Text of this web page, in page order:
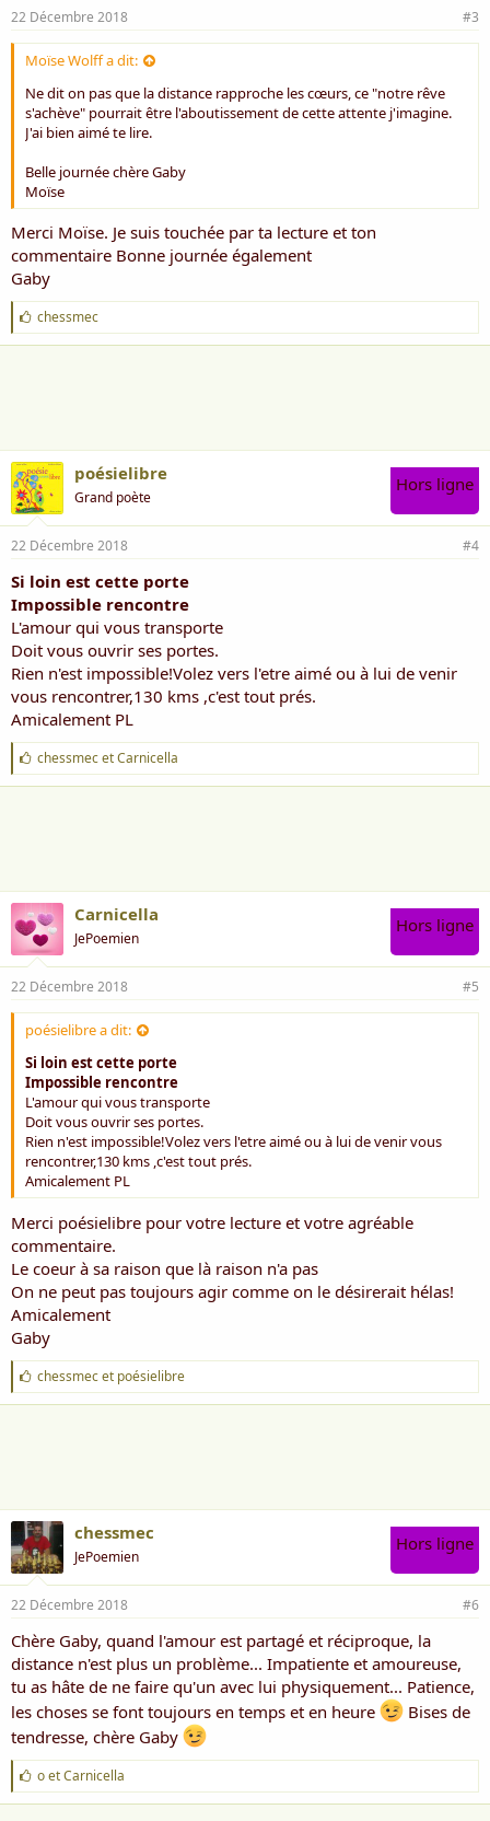
22 Décembre 2018 #3
Moïse Wolff a dit:
Ne dit on pas que la distance rapproche les cœurs, ce "notre rêve
s'achève" pourrait être l'aboutissement de cette attente j'imagine.
J'ai bien aimé te lire.
Belle journée chère Gaby
Moïse
Merci Moïse. Je suis touchée par ta lecture et ton
commentaire Bonne journée également
Gaby
J
'
a
chessmec
poésielibre
Grand poète
Hors ligne
22 Décembre 2018 #4
Si loin est cette porte
Impossible rencontre
L'amour qui vous transporte
Doit vous ouvrir ses portes.
Rien n'est impossible!Volez vers l'etre aimé ou à lui de venir
vous rencontrer,130 kms ,c'est tout prés.
Amicalement PL
J
'
a
chessmecetCarnicella
Carnicella
JePoemien
Hors ligne
22 Décembre 2018 #5
poésielibre a dit:
Si loin est cette porte
Impossible rencontre
L'amour qui vous transporte
Doit vous ouvrir ses portes.
Rien n'est impossible!Volez vers l'etre aimé ou à lui de venir vous
rencontrer,130 kms ,c'est tout prés.
Amicalement PL
Merci poésielibre pour votre lecture et votre agréable
commentaire.
Le coeur à sa raison que là raison n'a pas
On ne peut pas toujours agir comme on le désirerait hélas!
Amicalement
Gaby
J
'
a
chessmecet poésielibre
chessmec
JePoemien
Hors ligne
22 Décembre 2018 #6
Chère Gaby, quand l'amour est partagé et réciproque, la
distance n'est plus un problème... Impatiente et amoureuse,
tu as hâte de ne faire qu'un avec lui physiquement... Patience,
les choses se font toujours en temps et en heure
Bises de
tendresse, chère Gaby
J
'
a
oetCarnicella